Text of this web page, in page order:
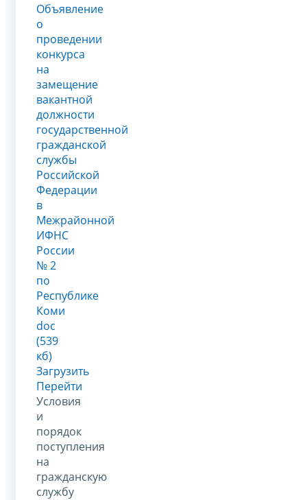
Объявление
о
проведении
конкурса
на
замещение
вакантной
должности
государственной
гражданской
службы
Российской
Федерации
в
Межрайонной
ИФНС
России
№ 2
по
Республике
Коми
doc
(539
кб)
Загрузить
Перейти
Условия
и
порядок
поступления
на
гражданскую
службу